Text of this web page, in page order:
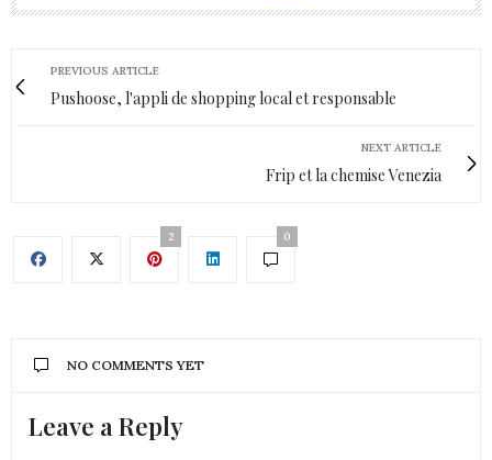
PREVIOUS ARTICLE
Pushoose, l'appli de shopping local et responsable
NEXT ARTICLE
Frip et la chemise Venezia
2 0
NO COMMENTS YET
Leave a Reply